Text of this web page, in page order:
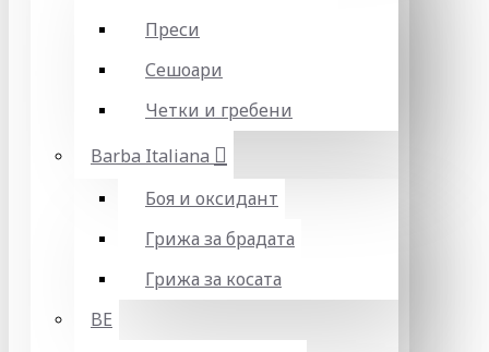
Преси
Сешоари
Четки и гребени
Barba Italiana
Боя и оксидант
Грижа за брадата
Грижа за косата
BE